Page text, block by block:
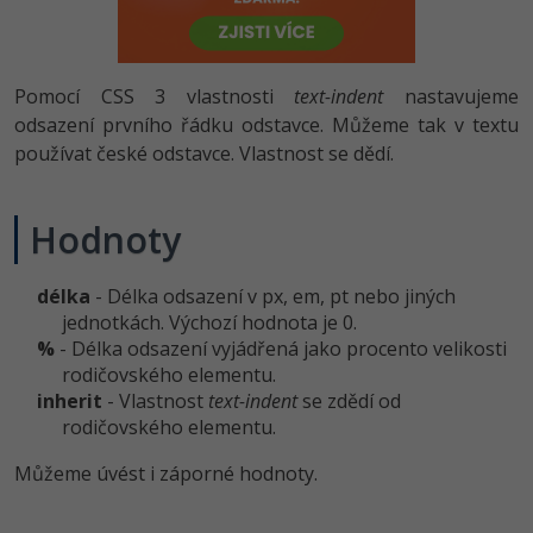
HTML5, CSS3, Bootstrap, SEO
SQL a databáze
Testování a verzování
Spring
ASP.NET MVC
Django
Best practices
JavaScript
Python
MySQL/MariaDB
MS-SQL
SQLite
Vývojář mobilních aplikací
C# Game developer
Tester
Systémový administrátor
Grafik / UX/UI návrhář
3D grafik
Projektový manažer
-80%
-80%
PHP -80%
Swift -80%
Kotlin -80%
C -80%
VB.NET
SQL
Digitální gramotnost
WordPress
UX
Business
Kryptoměny -25%
Copywriting -30%
MS Office -80%
Photoshop -80%
Adobe Illustrator
Adobe Lightroom -30%
Adobe InDesign
Adobe After Effects
Blender -80%
Inkscape
Fotografování -80%
Pomocí CSS 3 vlastnosti text-indentnastavujeme
odsazení prvního řádku odstavce. Můžeme tak v textu
používat české odstavce. Vlastnost se dědí.
Hodnoty
délka - Délka odsazení v px, em, pt nebo jiných
jednotkách. Výchozí hodnota je 0.
% - Délka odsazení vyjádřená jako procento velikosti
rodičovského elementu.
inherit - Vlastnost text-indentse zdědí od
rodičovského elementu.
Můžeme úvést i záporné hodnoty.